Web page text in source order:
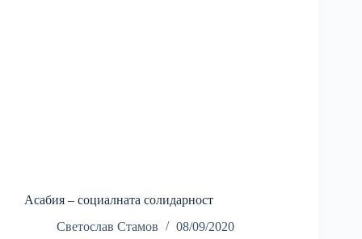
Асабия – социалната солидарност
Светослав Стамов
08/09/2020